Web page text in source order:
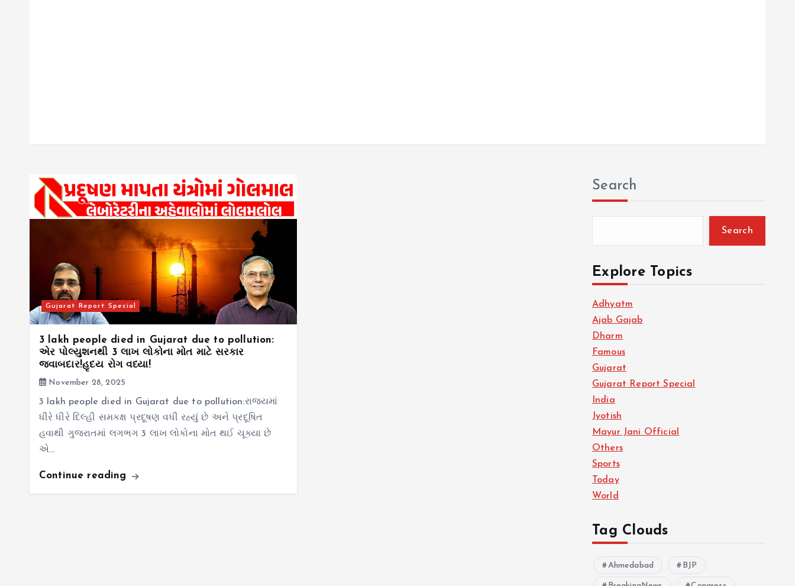
Gujarat Report Special
3 lakh people died in Gujarat due to pollution:
એર પોલ્યુશનથી 3 લાખ લોકોના મોત માટે સરકાર
જવાબદાર!હૃદય રોગ વધ્યા!
November 28, 2025
3 lakh people died in Gujarat due to pollution:રાજ્યમાં
ધીરે ધીરે દિલ્હી સમકક્ષ પ્રદૂષણ વધી રહ્યું છે અને પ્રદૂષિત
હવાથી ગુજરાતમાં લગભગ 3 લાખ લોકોના મોત થઈ ચૂક્યા છે
એ…
Continue reading
Search
Search
Explore Topics
Adhyatm
Ajab Gajab
Dharm
Famous
Gujarat
Gujarat Report Special
India
Jyotish
Mayur Jani Official
Others
Sports
Today
World
Tag Clouds
Ahmedabad BJP